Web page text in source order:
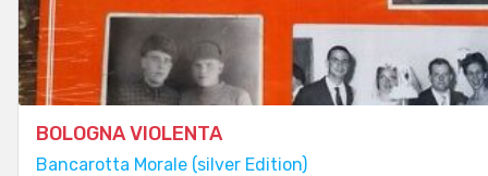
BOLOGNA VIOLENTA
Bancarotta Morale (silver Edition)